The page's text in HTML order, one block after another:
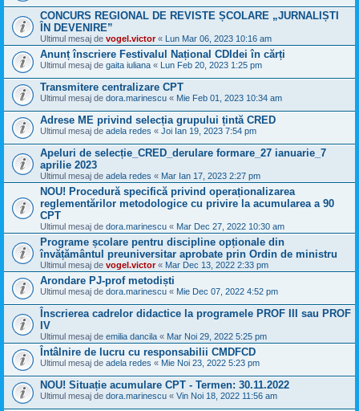
CONCURS REGIONAL DE REVISTE ȘCOLARE „JURNALIȘTI
ÎN DEVENIRE”
Ultimul mesaj de vogel.victor« Lun Mar 06, 2023 10:16 am
Anunț înscriere Festivalul Național CDIdei în cărți
Ultimul mesaj de gaita iuliana « Lun Feb 20, 2023 1:25 pm
Transmitere centralizare CPT
Ultimul mesaj de dora.marinescu « Mie Feb 01, 2023 10:34 am
Adrese ME privind selecția grupului țintă CRED
Ultimul mesaj de adela redes « Joi Ian 19, 2023 7:54 pm
Apeluri de selecție_CRED_derulare formare_27 ianuarie_7
aprilie 2023
Ultimul mesaj de adela redes « Mar Ian 17, 2023 2:27 pm
NOU! Procedură specifică privind operaționalizarea
reglementărilor metodologice cu privire la acumularea a 90
CPT
Ultimul mesaj de dora.marinescu « Mar Dec 27, 2022 10:30 am
Programe școlare pentru discipline opționale din
învățământul preuniversitar aprobate prin Ordin de ministru
Ultimul mesaj de vogel.victor« Mar Dec 13, 2022 2:33 pm
Arondare PJ-prof metodiști
Ultimul mesaj de dora.marinescu « Mie Dec 07, 2022 4:52 pm
Înscrierea cadrelor didactice la programele PROF III sau PROF
IV
Ultimul mesaj de emilia dancila « Mar Noi 29, 2022 5:25 pm
Întâlnire de lucru cu responsabilii CMDFCD
Ultimul mesaj de adela redes « Mie Noi 23, 2022 5:23 pm
NOU! Situație acumulare CPT - Termen: 30.11.2022
Ultimul mesaj de dora.marinescu « Vin Noi 18, 2022 11:56 am